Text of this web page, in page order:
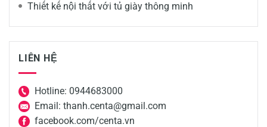
Thiết kế nội thất với tủ giày thông minh
LIÊN HỆ
Hotline: 0944683000
Email: thanh.centa@gmail.com
facebook.com/centa.vn